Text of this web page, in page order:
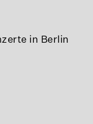
in Berlin